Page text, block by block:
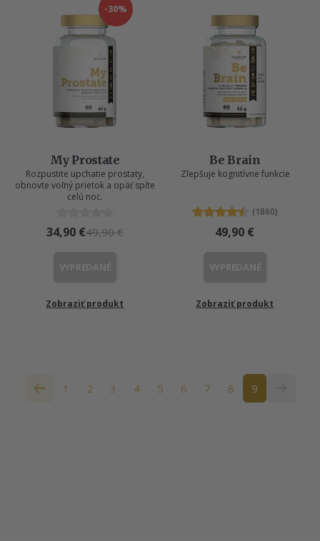
-30%
My Prostate
Rozpustite upchatie prostaty,
obnovte voľný prietok a opäť spíte
celú noc.
34,90 €49,90 €
Zobraziť produkt
Be Brain
Zlepšuje kognitívne funkcie
(1860)
49,90 €
Zobraziť produkt
1 2 3 4 5 6 7 8 9